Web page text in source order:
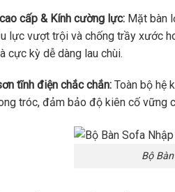
cấp & Kính cường lực:Mặt bàn
lực vượt trội và chống trầy xước
cực kỳ dễ dàng lau chùi.
tĩnh điện chắc chắn:Toàn bộ hệ
tróc, đảm bảo độ kiên cố vững
Bộ